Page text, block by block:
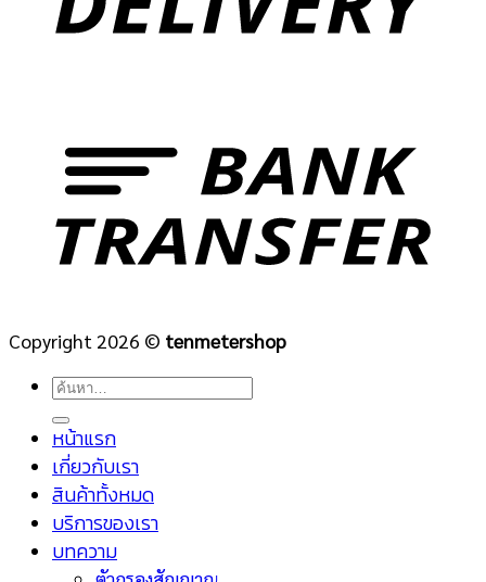
Copyright 2026 © tenmetershop
ค้นหา:
หน้าแรก
เกี่ยวกับเรา
สินค้าทั้งหมด
บริการของเรา
บทความ